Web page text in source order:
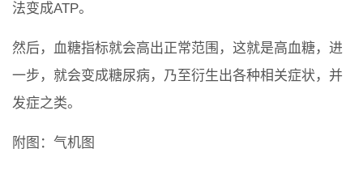
法变成ATP。
然后，血糖指标就会高出正常范围，这就是高血糖，进
一步，就会变成糖尿病，乃至衍生出各种相关症状，并
发症之类。
附图：气机图